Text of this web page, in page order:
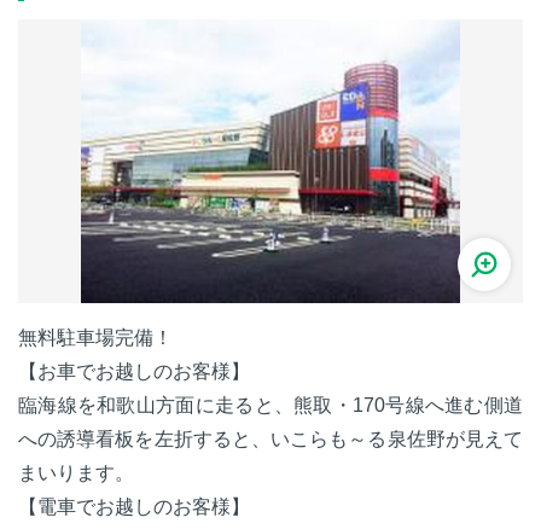
無料駐車場完備！
【お車でお越しのお客様】
臨海線を和歌山方面に走ると、熊取・170号線へ進む側道
への誘導看板を左折すると、いこらも～る泉佐野が見えて
まいります。
【電車でお越しのお客様】